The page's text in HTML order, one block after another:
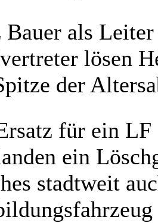
als
lösen
der
für ein
ein
stadtweit